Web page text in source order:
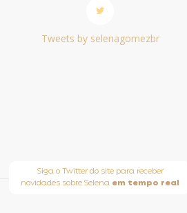
Tweets by selenagomezbr
Siga o Twitter do site para receber
novidades sobre Selena em tempo real